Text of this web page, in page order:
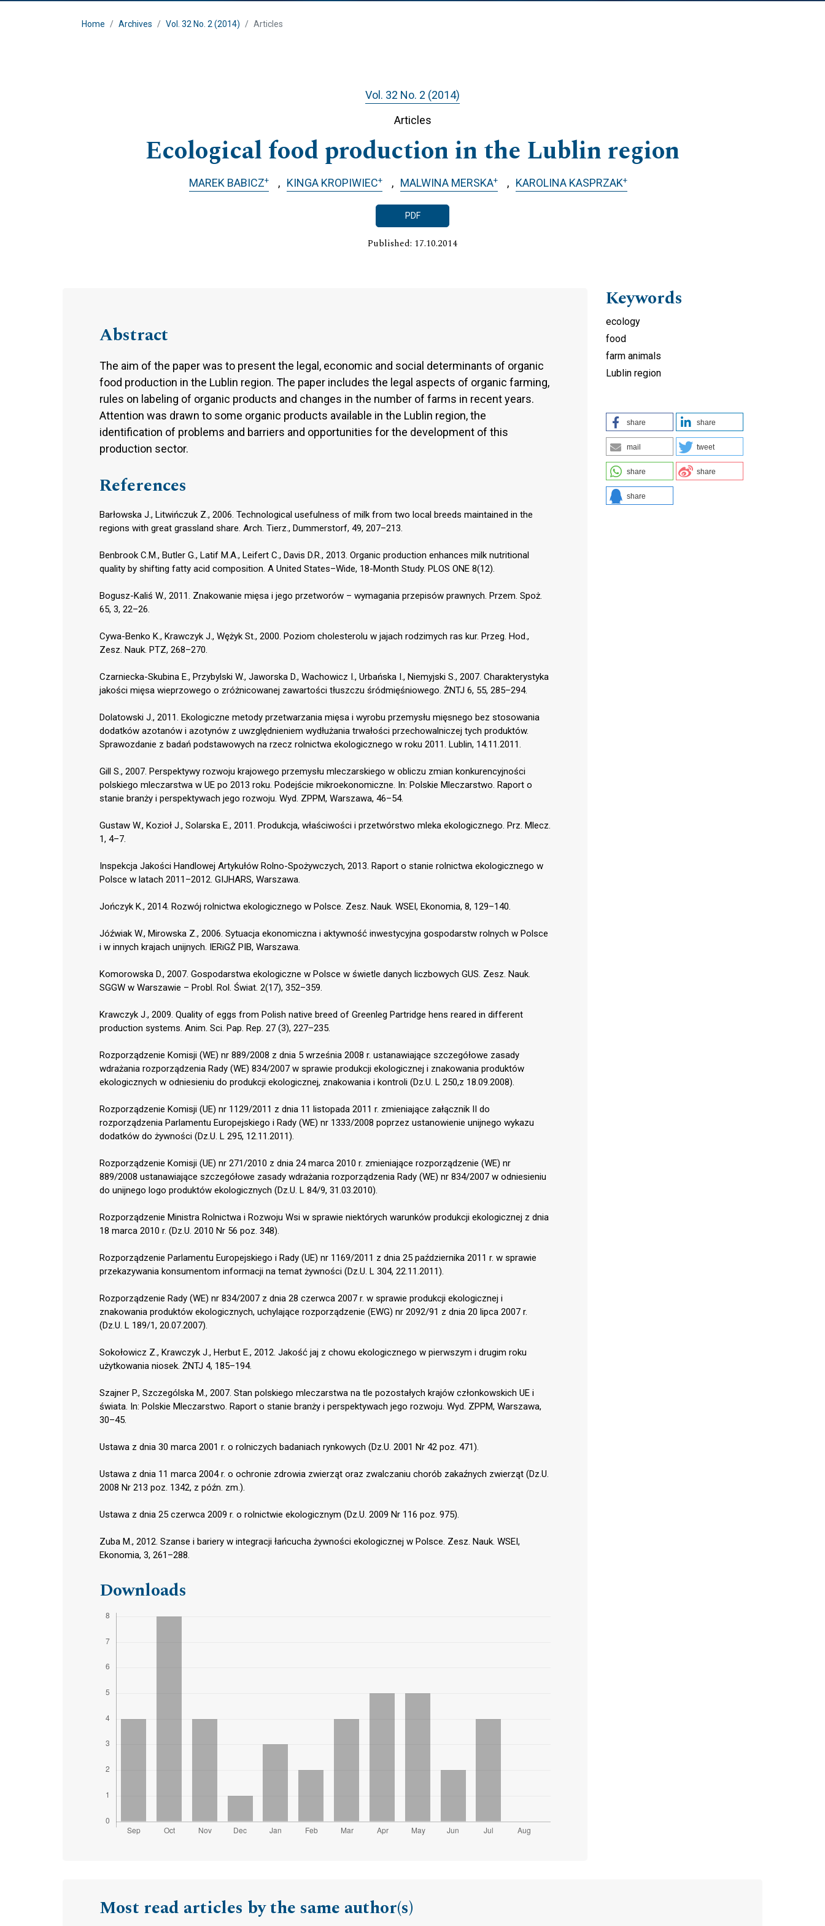
Home Archives Vol. 32 No. 2 (2014) Articles
Vol. 32 No. 2 (2014)
Articles
Ecological food production in the Lublin region
MAREK BABICZ+ KINGA KROPIWIEC+ MALWINA MERSKA+ KAROLINA KASPRZAK+
PDF
Published: 17.10.2014
Abstract
The aim of the paper was to present the legal, economic and social determinants of organic
food production in the Lublin region. The paper includes the legal aspects of organic farming,
rules on labeling of organic products and changes in the number of farms in recent years.
Attention was drawn to some organic products available in the Lublin region, the
identification of problems and barriers and opportunities for the development of this
production sector.
References
Barłowska J., Litwińczuk Z., 2006. Technological usefulness of milk from two local breeds maintained in the
regions with great grassland share. Arch. Tierz., Dummerstorf, 49, 207–213.
Benbrook C.M., Butler G., Latif M.A., Leifert C., Davis D.R., 2013. Organic production enhances milk nutritional
quality by shifting fatty acid composition. A United States–Wide, 18-Month Study. PLOS ONE 8(12).
Bogusz-Kaliś W., 2011. Znakowanie mięsa i jego przetworów – wymagania przepisów prawnych. Przem. Spoż.
65, 3, 22–26.
Cywa-Benko K., Krawczyk J., Wężyk St., 2000. Poziom cholesterolu w jajach rodzimych ras kur. Przeg. Hod.,
Zesz. Nauk. PTZ, 268–270.
Czarniecka-Skubina E., Przybylski W., Jaworska D., Wachowicz I., Urbańska I., Niemyjski S., 2007. Charakterystyka
jakości mięsa wieprzowego o zróżnicowanej zawartości tłuszczu śródmięśniowego. ŻNTJ 6, 55, 285–294.
Dolatowski J., 2011. Ekologiczne metody przetwarzania mięsa i wyrobu przemysłu mięsnego bez stosowania
dodatków azotanów i azotynów z uwzględnieniem wydłużania trwałości przechowalniczej tych produktów.
Sprawozdanie z badań podstawowych na rzecz rolnictwa ekologicznego w roku 2011. Lublin, 14.11.2011.
Gill S., 2007. Perspektywy rozwoju krajowego przemysłu mleczarskiego w obliczu zmian konkurencyjności
polskiego mleczarstwa w UE po 2013 roku. Podejście mikroekonomiczne. In: Polskie Mleczarstwo. Raport o
stanie branży i perspektywach jego rozwoju. Wyd. ZPPM, Warszawa, 46–54.
Gustaw W., Kozioł J., Solarska E., 2011. Produkcja, właściwości i przetwórstwo mleka ekologicznego. Prz. Mlecz.
1, 4–7.
Inspekcja Jakości Handlowej Artykułów Rolno-Spożywczych, 2013. Raport o stanie rolnictwa ekologicznego w
Polsce w latach 2011–2012. GIJHARS, Warszawa.
Jończyk K., 2014. Rozwój rolnictwa ekologicznego w Polsce. Zesz. Nauk. WSEI, Ekonomia, 8, 129–140.
Jóźwiak W., Mirowska Z., 2006. Sytuacja ekonomiczna i aktywność inwestycyjna gospodarstw rolnych w Polsce
i w innych krajach unijnych. IERiGŻ PIB, Warszawa.
Komorowska D., 2007. Gospodarstwa ekologiczne w Polsce w świetle danych liczbowych GUS. Zesz. Nauk.
SGGW w Warszawie – Probl. Rol. Świat. 2(17), 352–359.
Krawczyk J., 2009. Quality of eggs from Polish native breed of Greenleg Partridge hens reared in different
production systems. Anim. Sci. Pap. Rep. 27 (3), 227–235.
Rozporządzenie Komisji (WE) nr 889/2008 z dnia 5 września 2008 r. ustanawiające szczegółowe zasady
wdrażania rozporządzenia Rady (WE) 834/2007 w sprawie produkcji ekologicznej i znakowania produktów
ekologicznych w odniesieniu do produkcji ekologicznej, znakowania i kontroli (Dz.U. L 250,z 18.09.2008).
Rozporządzenie Komisji (UE) nr 1129/2011 z dnia 11 listopada 2011 r. zmieniające załącznik II do
rozporządzenia Parlamentu Europejskiego i Rady (WE) nr 1333/2008 poprzez ustanowienie unijnego wykazu
dodatków do żywności (Dz.U. L 295, 12.11.2011).
Rozporządzenie Komisji (UE) nr 271/2010 z dnia 24 marca 2010 r. zmieniające rozporządzenie (WE) nr
889/2008 ustanawiające szczegółowe zasady wdrażania rozporządzenia Rady (WE) nr 834/2007 w odniesieniu
do unijnego logo produktów ekologicznych (Dz.U. L 84/9, 31.03.2010).
Rozporządzenie Ministra Rolnictwa i Rozwoju Wsi w sprawie niektórych warunków produkcji ekologicznej z dnia
18 marca 2010 r. (Dz.U. 2010 Nr 56 poz. 348).
Rozporządzenie Parlamentu Europejskiego i Rady (UE) nr 1169/2011 z dnia 25 października 2011 r. w sprawie
przekazywania konsumentom informacji na temat żywności (Dz.U. L 304, 22.11.2011).
Rozporządzenie Rady (WE) nr 834/2007 z dnia 28 czerwca 2007 r. w sprawie produkcji ekologicznej i
znakowania produktów ekologicznych, uchylające rozporządzenie (EWG) nr 2092/91 z dnia 20 lipca 2007 r.
(Dz.U. L 189/1, 20.07.2007).
Sokołowicz Z., Krawczyk J., Herbut E., 2012. Jakość jaj z chowu ekologicznego w pierwszym i drugim roku
użytkowania niosek. ŻNTJ 4, 185–194.
Szajner P., Szczególska M., 2007. Stan polskiego mleczarstwa na tle pozostałych krajów członkowskich UE i
świata. In: Polskie Mleczarstwo. Raport o stanie branży i perspektywach jego rozwoju. Wyd. ZPPM, Warszawa,
30–45.
Ustawa z dnia 30 marca 2001 r. o rolniczych badaniach rynkowych (Dz.U. 2001 Nr 42 poz. 471).
Ustawa z dnia 11 marca 2004 r. o ochronie zdrowia zwierząt oraz zwalczaniu chorób zakaźnych zwierząt (Dz.U.
2008 Nr 213 poz. 1342, z późn. zm.).
Ustawa z dnia 25 czerwca 2009 r. o rolnictwie ekologicznym (Dz.U. 2009 Nr 116 poz. 975).
Zuba M., 2012. Szanse i bariery w integracji łańcucha żywności ekologicznej w Polsce. Zesz. Nauk. WSEI,
Ekonomia, 3, 261–288.
Downloads
Keywords
ecology
food
farm animals
Lublin region
share share
mail tweet
share share
share
Most read articles by the same author(s)